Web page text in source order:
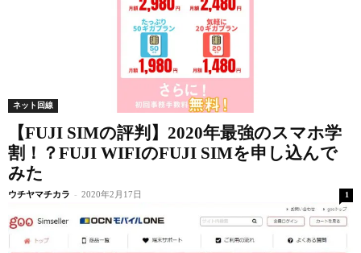
ネット回線
【FUJI SIMの評判】2020年最強のスマホ学
割！？FUJI WIFIのFUJI SIMを申し込んで
みた
ウチヤマチカラ - 2020年2月17日 1